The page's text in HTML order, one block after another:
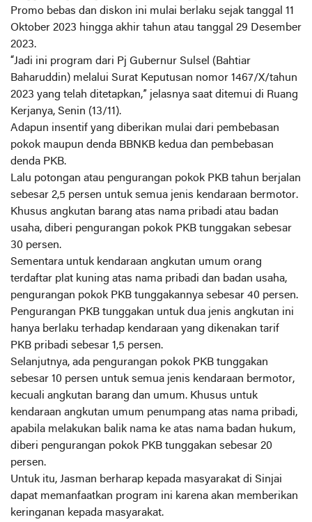
Promo bebas dan diskon ini mulai berlaku sejak tanggal 11
Oktober 2023 hingga akhir tahun atau tanggal 29 Desember
2023.
“Jadi ini program dari Pj Gubernur Sulsel (Bahtiar
Baharuddin) melalui Surat Keputusan nomor 1467/X/tahun
2023 yang telah ditetapkan,” jelasnya saat ditemui di Ruang
Kerjanya, Senin (13/11).
Adapun insentif yang diberikan mulai dari pembebasan
pokok maupun denda BBNKB kedua dan pembebasan
denda PKB.
Lalu potongan atau pengurangan pokok PKB tahun berjalan
sebesar 2,5 persen untuk semua jenis kendaraan bermotor.
Khusus angkutan barang atas nama pribadi atau badan
usaha, diberi pengurangan pokok PKB tunggakan sebesar
30 persen.
Sementara untuk kendaraan angkutan umum orang
terdaftar plat kuning atas nama pribadi dan badan usaha,
pengurangan pokok PKB tunggakannya sebesar 40 persen.
Pengurangan PKB tunggakan untuk dua jenis angkutan ini
hanya berlaku terhadap kendaraan yang dikenakan tarif
PKB pribadi sebesar 1,5 persen.
Selanjutnya, ada pengurangan pokok PKB tunggakan
sebesar 10 persen untuk semua jenis kendaraan bermotor,
kecuali angkutan barang dan umum. Khusus untuk
kendaraan angkutan umum penumpang atas nama pribadi,
apabila melakukan balik nama ke atas nama badan hukum,
diberi pengurangan pokok PKB tunggakan sebesar 20
persen.
Untuk itu, Jasman berharap kepada masyarakat di Sinjai
dapat memanfaatkan program ini karena akan memberikan
keringanan kepada masyarakat.